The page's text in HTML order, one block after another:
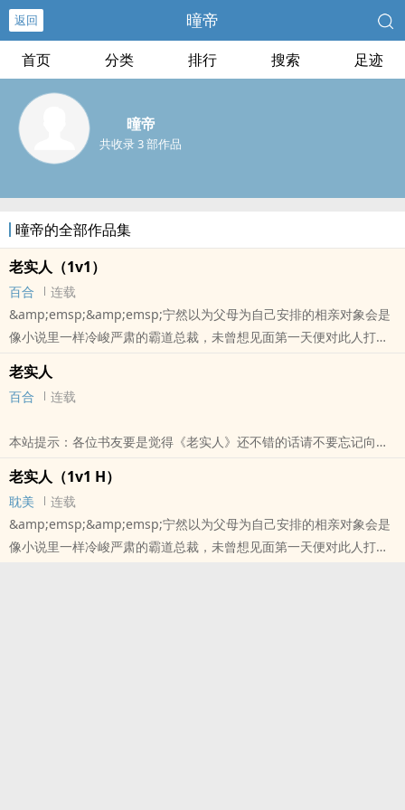
返回 曈帝
首页 分类 排行 搜索 足迹
曈帝
共收录 3 部作品
曈帝的全部作品集
老实人（1v1）
百合
连载
&amp;emsp;&amp;emsp;宁然以为父母为自己安排的相亲对象会是
像小说里一样冷峻严肃的霸道总裁，未曾想见面第一天便对此人打上
另一个极端刻板印象标签：聂取麟此人风趣幽默，谦逊有礼，然而长
得却一副狐狸精样，绝对是个渣男！? 对于宁然的以貌取人，聂取麟
只是笑了笑，客气的说：宁小姐，我是个老实人。? 后来宁然才知
本站提示：各位书友要是觉得《老实人（1v1）》还不错的话请不要
忘记向您QQ群和微博里的朋友推荐哦！
老实人
百合 连载
本站提示：各位书友要是觉得《老实人》还不错的话请不要忘记向您
QQ群和微博里的朋友推荐哦！
老实人（1v1 H）
耽美
连载
&amp;emsp;&amp;emsp;宁然以为父母为自己安排的相亲对象会是
像小说里一样冷峻严肃的霸道总裁，未曾想见面第一天便对此人打上